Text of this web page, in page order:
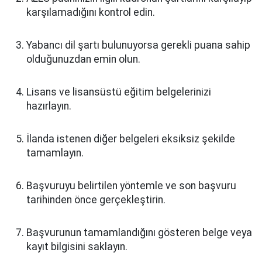
karşılamadığını kontrol edin.
Yabancı dil şartı bulunuyorsa gerekli puana sahip
olduğunuzdan emin olun.
Lisans ve lisansüstü eğitim belgelerinizi
hazırlayın.
İlanda istenen diğer belgeleri eksiksiz şekilde
tamamlayın.
Başvuruyu belirtilen yöntemle ve son başvuru
tarihinden önce gerçekleştirin.
Başvurunun tamamlandığını gösteren belge veya
kayıt bilgisini saklayın.